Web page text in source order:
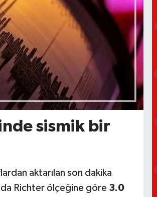
sismik bir
aktarılan son dakika
Richter ölçeğine göre 3.0